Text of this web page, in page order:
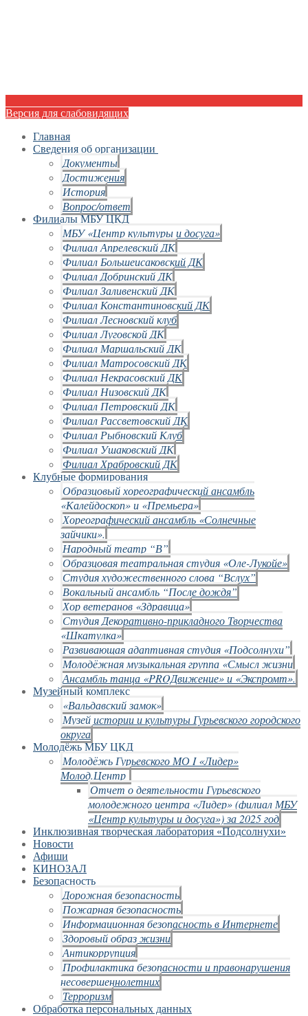
Версия для слабовидящих
Главная
Сведения об организации
Документы
Достижения
История
Вопрос/ответ
Филиалы МБУ ЦКД
МБУ «Центр культуры и досуга»
Филиал Апрелевский ДК
Филиал Большеисаковский ДК
Филиал Добринский ДК
Филиал Заливенский ДК
Филиал Константиновский ДК
Филиал Лесновский клуб
Филиал Луговской ДК
Филиал Маршальский ДК
Филиал Матросовский ДК
Филиал Некрасовский ДК
Филиал Низовский ДК
Филиал Петровский ДК
Филиал Рассветовский ДК
Филиал Рыбновский Клуб
Филиал Ушаковский ДК
Филиал Храбровский ДК
Клубные формирования
Образцовый хореографический ансамбль
«Калейдоскоп» и «Премьера»
Хореографический ансамбль «Солнечные
зайчики».
Народный театр “В”
Образцовая театральная студия «Оле-Лукойе»
Студия художественного слова “Вслух”
Вокальный ансамбль “После дождя”
Хор ветеранов «Здравица»
Студия Декоративно-прикладного Творчества
«Шкатулка»
Развивающая адаптивная студия «Подсолнухи”
Молодёжная музыкальная группа «Смысл жизни
Ансамбль танца «PROДвижение» и «Экспромт».
Музейный комплекс
«Вальдавский замок»
Музей истории и культуры Гурьевского городского
округа
Молодёжь МБУ ЦКД
Молодёжь Гурьевского МО I «Лидер»
Молод.Центр
Отчет о деятельности Гурьевского
молодежного центра «Лидер» (филиал МБУ
«Центр культуры и досуга») за 2025 год
Инклюзивная творческая лаборатория «Подсолнухи»
Новости
Афиши
КИНОЗАЛ
Безопасность
Дорожная безопасность
Пожарная безопасность
Информационная безопасность в Интернете
Здоровый образ жизни
Антикоррупция
Профилактика безопасности и правонарушения
несовершеннолетних
Терроризм
Обработка персональных данных